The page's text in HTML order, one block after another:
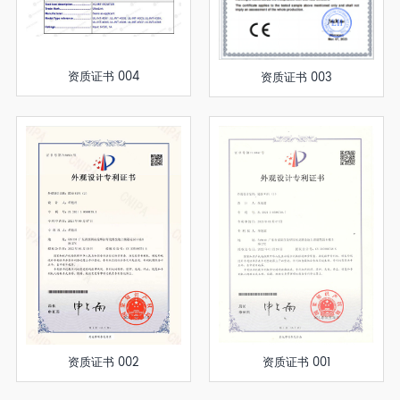
资质证书 004 资质证书 003
资质证书 002 资质证书 001